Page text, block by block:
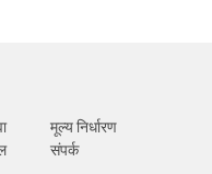
मूल्य निर्धारण
संपर्क